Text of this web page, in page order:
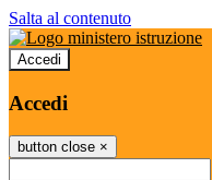
Salta al contenuto
Accedi
Accedi
button close ×